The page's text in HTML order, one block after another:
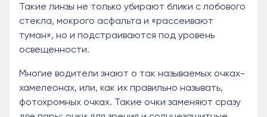
Такие линзы не только убирают блики с лобового
стекла, мокрого асфальта и «рассеивают
туман», но и подстраиваются под уровень
освещенности.
Многие водители знают о так называемых очках-
хамелеонах, или, как их правильно называть,
фотохромных очках. Такие очки заменяют сразу